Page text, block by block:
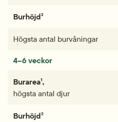
Burhöjd²
Högsta antal burvåningar
4–6 veckor
Burarea¹,
högsta antal djur
Burhöjd²